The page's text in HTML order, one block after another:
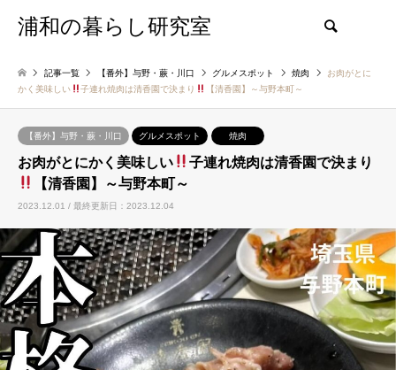
浦和の暮らし研究室
記事一覧 【番外】与野・蕨・川口 グルメスポット 焼肉
お肉がとに
かく美味しい
子連れ焼肉は清香園で決まり 【清香園】～与野本町～
【番外】与野・蕨・川口 グルメスポット 焼肉
お肉がとにかく美味しい
子連れ焼肉は清香園で決まり
【清香園】～与野本町～
2023.12.01 / 最終更新日：2023.12.04